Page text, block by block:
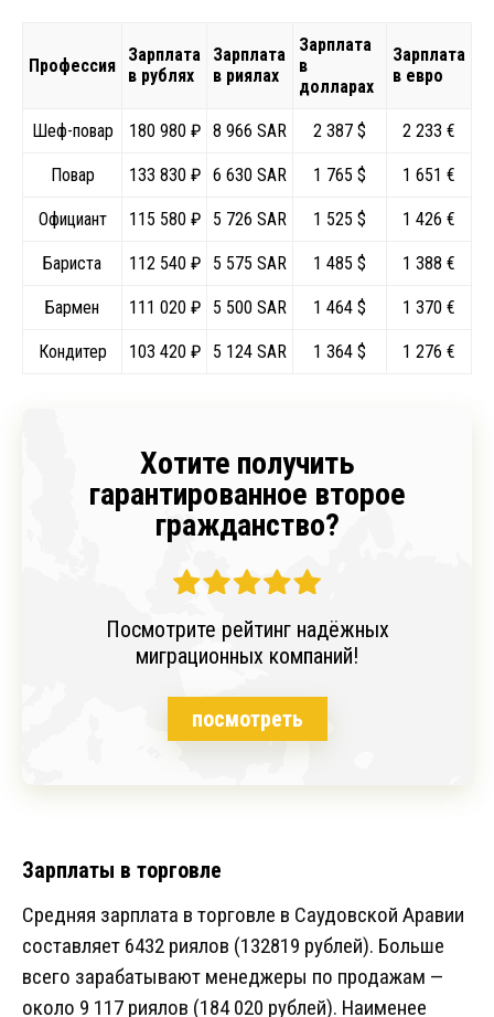
Профессия
Зарплата
в рублях
Зарплата
в риялах
Зарплата
в
долларах
Зарплата
в евро
Шеф-повар 180 980 ₽ 8 966 SAR 2 387 $ 2 233 €
Повар 133 830 ₽ 6 630 SAR 1 765 $ 1 651 €
Официант 115 580 ₽ 5 726 SAR 1 525 $ 1 426 €
Бариста 112 540 ₽ 5 575 SAR 1 485 $ 1 388 €
Бармен 111 020 ₽ 5 500 SAR 1 464 $ 1 370 €
Кондитер 103 420 ₽ 5 124 SAR 1 364 $ 1 276 €
Хотите получить
гарантированное второе
гражданство?
Посмотрите рейтинг надёжных
миграционных компаний!
посмотреть
Зарплаты в торговле
Средняя зарплата в торговле в Саудовской Аравии
составляет 6432 риялов (132819 рублей). Больше
всего зарабатывают менеджеры по продажам —
около 9 117 риялов (184 020 рублей). Наименее